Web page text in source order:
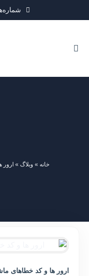
شماره‌های
خانه » وبلاگ »
ارور ها و کد خطاهای